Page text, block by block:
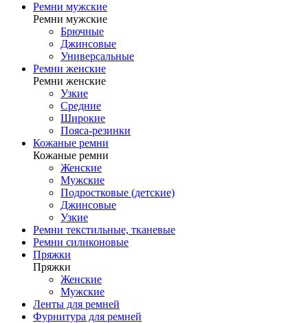
Ремни мужские
Ремни мужские
Брючные
Джинсовые
Универсальные
Ремни женские
Ремни женские
Узкие
Средние
Широкие
Пояса-резинки
Кожаные ремни
Кожаные ремни
Женские
Мужские
Подростковые (детские)
Джинсовые
Узкие
Ремни текстильные, тканевые
Ремни силиконовые
Пряжки
Пряжки
Женские
Мужские
Ленты для ремней
Фурнитура для ремней